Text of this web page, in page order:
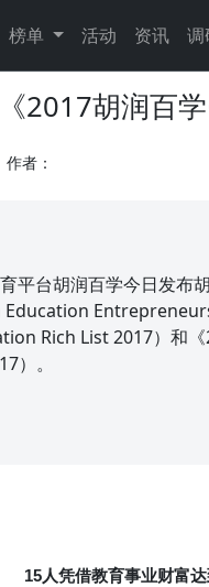
榜单 活动 资讯 调
2017胡润百学
作者：
平台胡润百学今日发布
Rich List 2017）和
）。
15人凭借教育事业财富达